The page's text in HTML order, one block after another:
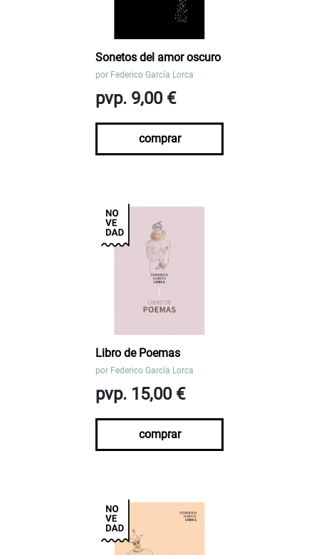
Sonetos del amor oscuro
por Federico García Lorca
pvp. 9,00 €
comprar
Libro de Poemas
por Federico García Lorca
pvp. 15,00 €
comprar